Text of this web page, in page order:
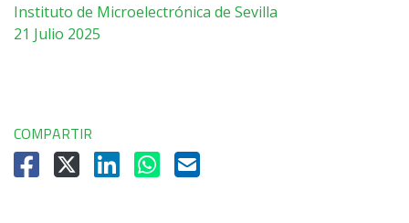
Instituto de Microelectrónica de Sevilla
21 Julio 2025
COMPARTIR